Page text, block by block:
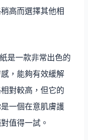
高而選擇其他相
是一款非常出色的
，能夠有效緩解
對較高，但它的
一個在意肌膚護
值得一試。